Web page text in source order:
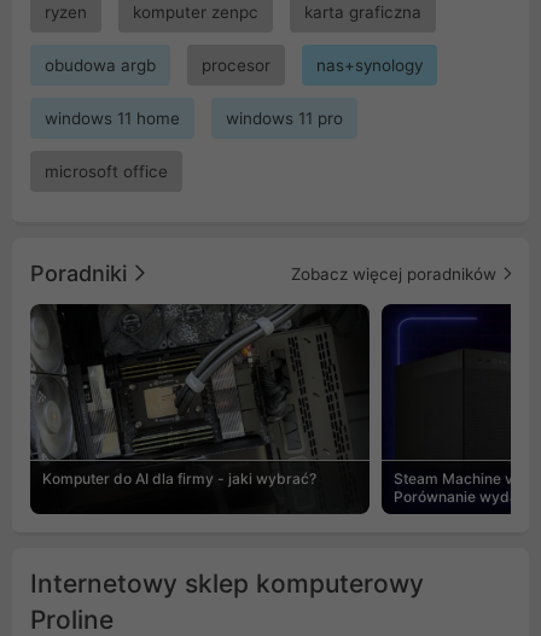
ryzen komputer zenpc karta graficzna
obudowa argb procesor nas+synology
windows 11 home windows 11 pro
microsoft office
Poradniki Zobacz więcej poradników
Komputer do AI dla firmy - jaki wybrać?
Steam Machine vs
Porównanie
Internetowy sklep komputerowy
Proline